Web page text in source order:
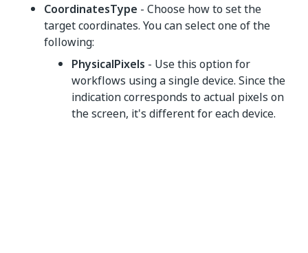
CoordinatesType - Choose how to set the
target coordinates. You can select one of the
following:
PhysicalPixels - Use this option for
workflows using a single device. Since the
indication corresponds to actual pixels on
the screen, it's different for each device.